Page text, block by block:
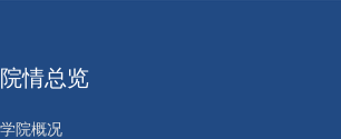
院情总览
学院概况